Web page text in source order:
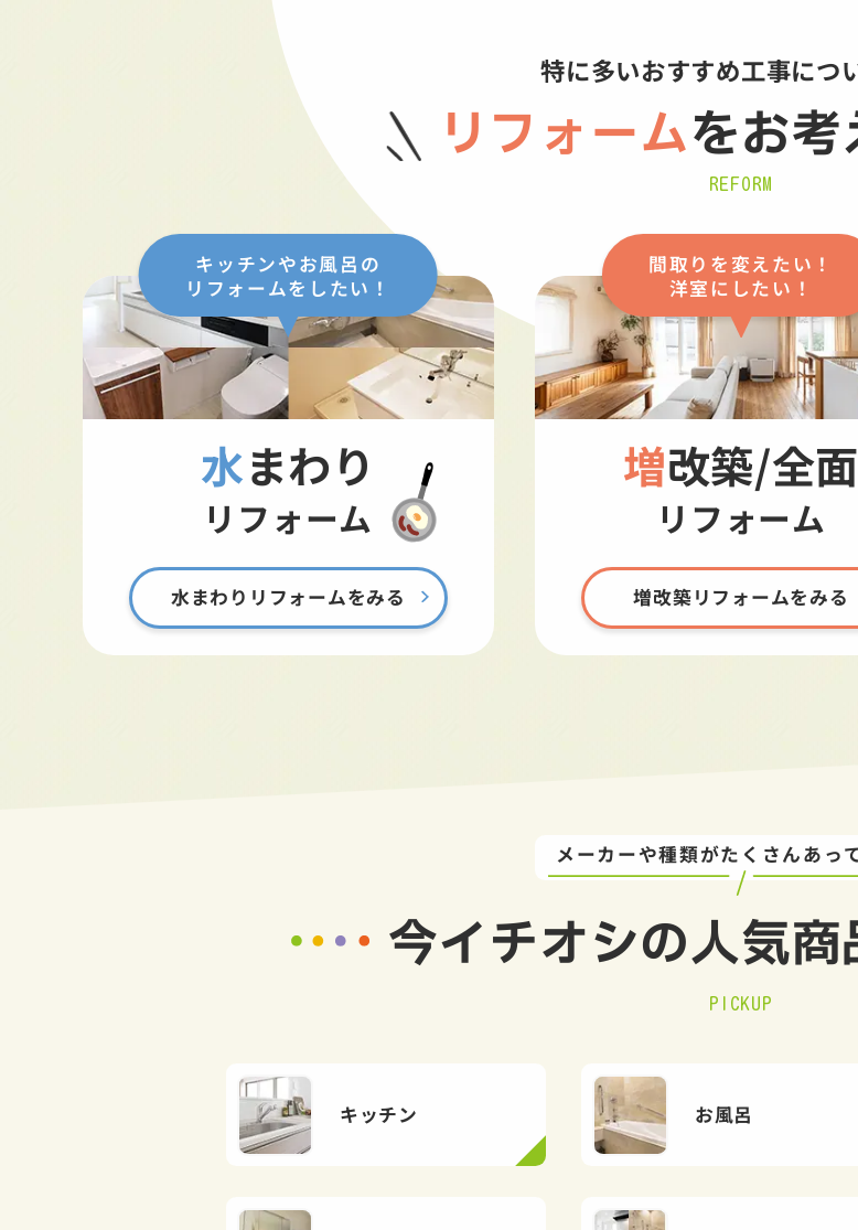
特に多いおすすめ工事につ
リフォームをお
REFORM
キッチンやお風呂の
リフォームをしたい！
水まわり
リフォーム
水まわりリフォームをみる
間取りを変えたい！
洋室にしたい！
増改築/全面
リフォーム
増改築リフォームをみる
メーカーや種類がたくさんあっ
今イチオシの人気
PICKUP
キッチン お風呂